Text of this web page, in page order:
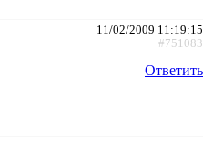
11/02/2009 11:19:15
#751083
Ответить